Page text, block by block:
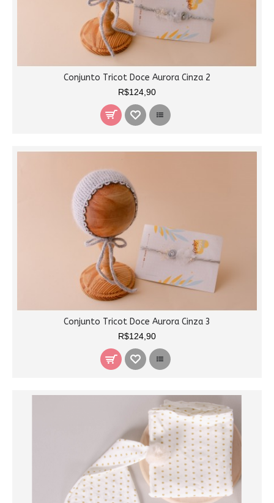
Conjunto Tricot Doce Aurora Cinza 2
R$124,90
Conjunto Tricot Doce Aurora Cinza 3
R$124,90